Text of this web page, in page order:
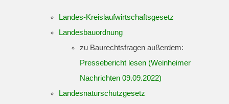
Landes-Kreislaufwirtschaftsgesetz
Landesbauordnung
zu Baurechtsfragen außerdem:
Pressebericht lesen (Weinheimer
Nachrichten 09.09.2022)
Landesnaturschutzgesetz